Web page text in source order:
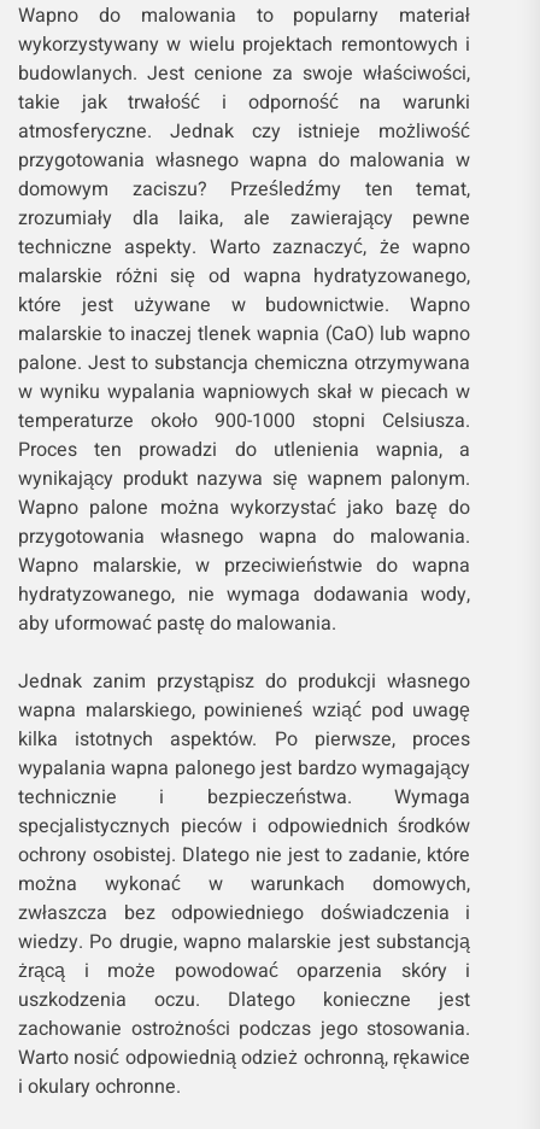
Wapno do malowania to popularny materiał
wykorzystywany w wielu projektach remontowych i
budowlanych. Jest cenione za swoje właściwości,
takie jak trwałość i odporność na warunki
atmosferyczne. Jednak czy istnieje możliwość
przygotowania własnego wapna do malowania w
domowym zaciszu? Prześledźmy ten temat,
zrozumiały dla laika, ale zawierający pewne
techniczne aspekty. Warto zaznaczyć, że wapno
malarskie różni się od wapna hydratyzowanego,
które jest używane w budownictwie. Wapno
malarskie to inaczej tlenek wapnia (CaO) lub wapno
palone. Jest to substancja chemiczna otrzymywana
w wyniku wypalania wapniowych skał w piecach w
temperaturze około 900-1000 stopni Celsiusza.
Proces ten prowadzi do utlenienia wapnia, a
wynikający produkt nazywa się wapnem palonym.
Wapno palone można wykorzystać jako bazę do
przygotowania własnego wapna do malowania.
Wapno malarskie, w przeciwieństwie do wapna
hydratyzowanego, nie wymaga dodawania wody,
aby uformować pastę do malowania.
Jednak zanim przystąpisz do produkcji własnego
wapna malarskiego, powinieneś wziąć pod uwagę
kilka istotnych aspektów. Po pierwsze, proces
wypalania wapna palonego jest bardzo wymagający
technicznie i bezpieczeństwa. Wymaga
specjalistycznych pieców i odpowiednich środków
ochrony osobistej. Dlatego nie jest to zadanie, które
można wykonać w warunkach domowych,
zwłaszcza bez odpowiedniego doświadczenia i
wiedzy. Po drugie, wapno malarskie jest substancją
żrącą i może powodować oparzenia skóry i
uszkodzenia oczu. Dlatego konieczne jest
zachowanie ostrożności podczas jego stosowania.
Warto nosić odpowiednią odzież ochronną, rękawice
i okulary ochronne.